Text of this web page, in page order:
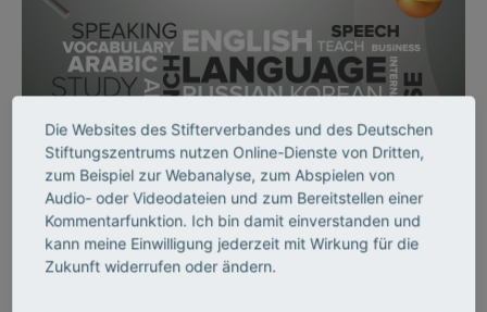
AUSSERSCHULISCHES LERNEN
Die Websites des Stifterverbandes und des Deutschen
Stiftungszentrums nutzen Online-Dienste von Dritten,
zum Beispiel zur Webanalyse, zum Abspielen von
Audio- oder Videodateien und zum Bereitstellen einer
Kommentarfunktion. Ich bin damit einverstanden und
kann meine Einwilligung jederzeit mit Wirkung für die
Zukunft widerrufen oder ändern.